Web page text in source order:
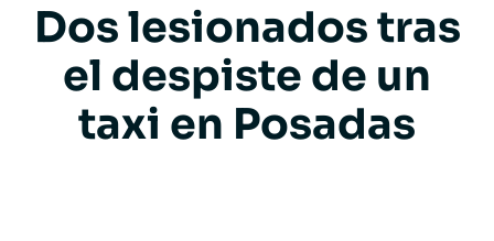
Dos lesionados tras
el despiste de un
taxi en Posadas